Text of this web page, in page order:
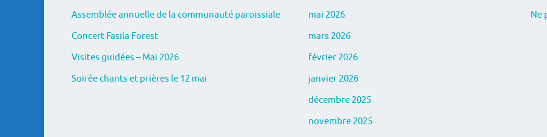
Assemblée annuelle de la communauté paroissiale
Concert Fasila Forest
Visites guidées – Mai 2026
Soirée chants et prières le 12 mai
mai 2026
mars 2026
février 2026
janvier 2026
décembre 2025
novembre 2025
Ne